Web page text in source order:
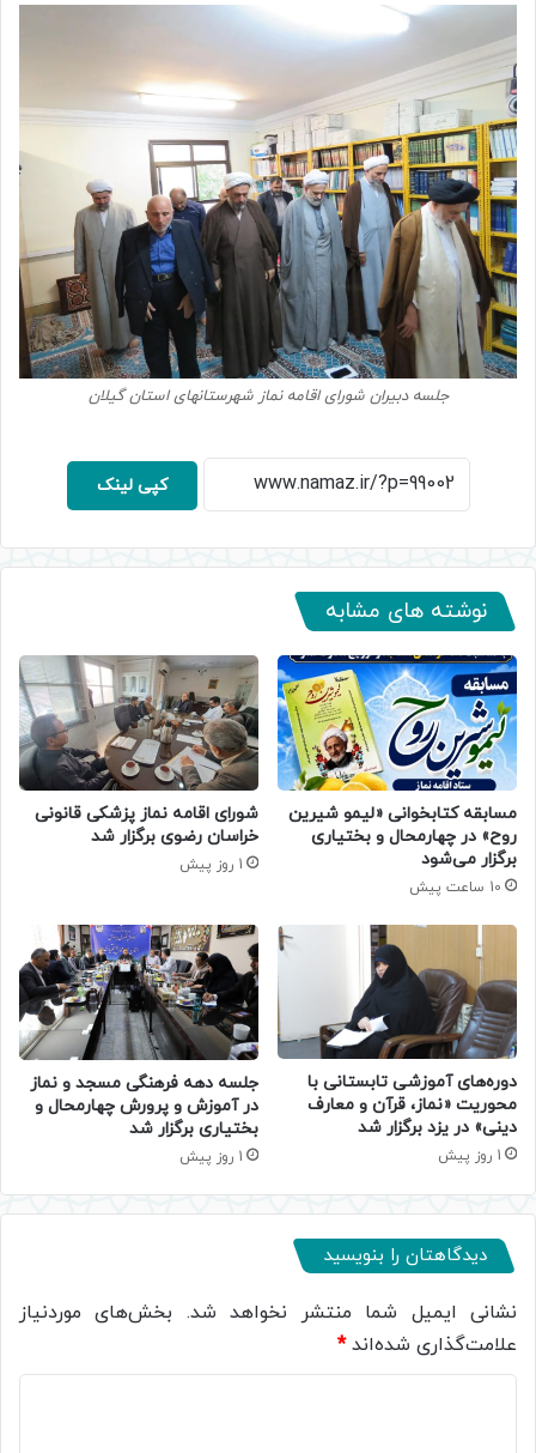
جلسه دبیران شورای اقامه نماز شهرستانهای استان گیلان
کپی لینک
نوشته های مشابه
مسابقه کتابخوانی «لیمو شیرین
روح» در چهارمحال و بختیاری
برگزار می‌شود
10 ساعت پیش
شورای اقامه نماز پزشکی قانونی
خراسان رضوی برگزار شد
1 روز پیش
دوره‌های آموزشی تابستانی با
محوریت «نماز، قرآن و معارف
دینی» در یزد برگزار شد
1 روز پیش
جلسه دهه فرهنگی مسجد و نماز
در آموزش و پرورش چهارمحال و
بختیاری برگزار شد
1 روز پیش
دیدگاهتان را بنویسید
نشانی ایمیل شما منتشر نخواهد شد. بخش‌های موردنیاز
علامت‌گذاری شده‌اند*